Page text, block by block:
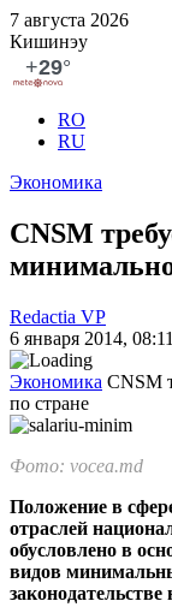
7 августа 2026
Кишинэу
RO
RU
Экономика
CNSM
Redactia VP
6 января 2014, 08:11
Экономика CNSM
по стране
Фото: vocea.md
Положение в
отраслей
обусловлено в
видов